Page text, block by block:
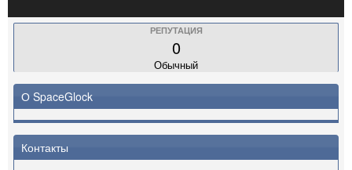
РЕПУТАЦИЯ
0
Обычный
О SpaceGlock
Контакты